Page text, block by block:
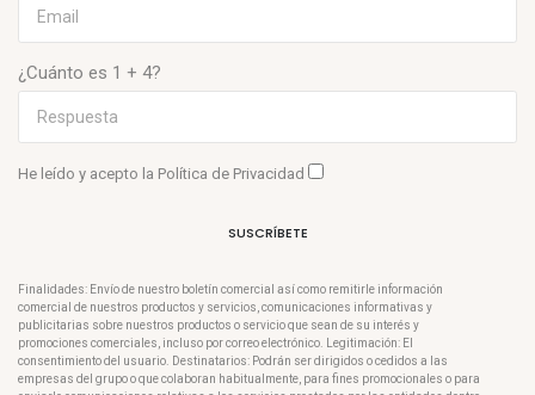
¿Cuánto es 1 + 4?
He leído y acepto la Política de Privacidad
SUSCRÍBETE
Finalidades: Envío de nuestro boletín comercial así como remitirle información
comercial de nuestros productos y servicios, comunicaciones informativas y
publicitarias sobre nuestros productos o servicio que sean de su interés y
promociones comerciales, incluso por correo electrónico. Legitimación: El
consentimiento del usuario. Destinatarios: Podrán ser dirigidos o cedidos a las
empresas del grupo o que colaboran habitualmente, para fines promocionales o para